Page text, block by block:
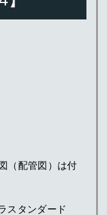
（配管図）は付
スタンダード